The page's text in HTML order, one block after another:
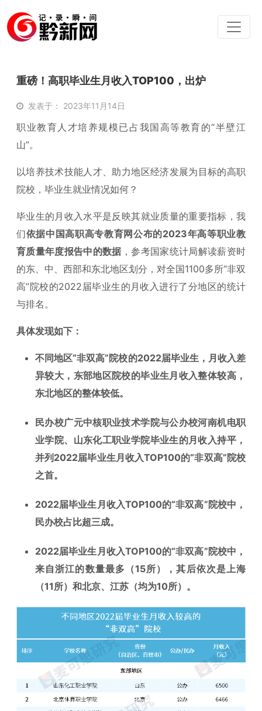
重磅！高职毕业生月收入TOP100，出炉
发表于： 2023年11月14日
职业教育人才培养规模已占我国高等教育的“半壁江
山”。
以培养技术技能人才、助力地区经济发展为目标的高职
院校，毕业生就业情况如何？
毕业生的月收入水平是反映其就业质量的重要指标，我
们依据中国高职高专教育网公布的2023年高等职业教
育质量年度报告中的数据 ，参考国家统计局解读薪资时
的东、中、西部和东北地区划分，对全国1100多所“非双
高”院校的2022届毕业生的月收入进行了分地区的统计
与排名。
具体发现如下：
不同地区“非双高”院校的2022届毕业生，月收入差
异较大，东部地区院校的毕业生月收入整体较高，
东北地区的整体较低。
民办校广元中核职业技术学院与公办校河南机电职
业学院、山东化工职业学院毕业生的月收入持平，
并列2022届毕业生月收入TOP100的“非双高”院校
之首。
2022届毕业生月收入TOP100的“非双高”院校中，
民办校占比超三成。
2022届毕业生月收入TOP100的“非双高”院校中，
来自浙江的数量最多（15所），其后依次是上海
（11所）和北京、江苏（均为10所）。